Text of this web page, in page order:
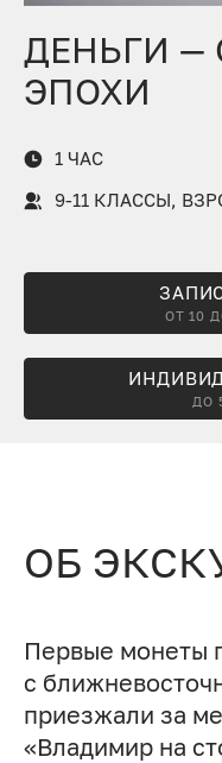
ДЕНЬГИ —
ЭПОХИ
1 ЧАС
9-11 КЛАССЫ,
ОТ 10
ДО
ОБ
Первые монеты
с
приезжали за
«Владимир на